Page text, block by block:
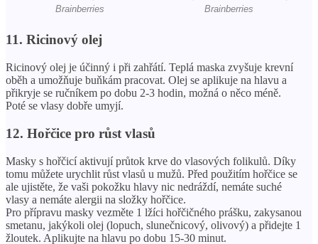
11. Ricinový olej
Ricinový olej je účinný i při zahřátí. Teplá maska ​​zvyšuje krevní
oběh a umožňuje buňkám pracovat. Olej se aplikuje na hlavu a
přikryje se ručníkem po dobu 2-3 hodin, možná o něco méně.
Poté se vlasy dobře umyjí.
12. Hořčice pro růst vlasů
Masky s hořčicí aktivují průtok krve do vlasových folikulů. Díky
tomu můžete urychlit růst vlasů u mužů. Před použitím hořčice se
ale ujistěte, že vaši pokožku hlavy nic nedráždí, nemáte suché
vlasy a nemáte alergii na složky hořčice.
Pro přípravu masky vezměte 1 lžíci hořčičného prášku, zakysanou
smetanu, jakýkoli olej (lopuch, slunečnicový, olivový) a přidejte 1
žloutek. Aplikujte na hlavu po dobu 15-30 minut.